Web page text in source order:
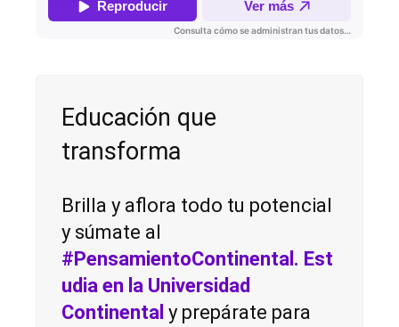
Educación que
transforma
Brilla y aflora todo tu potencial
y súmate al
#PensamientoContinental. Est
udia en la Universidad
Continental y prepárate para